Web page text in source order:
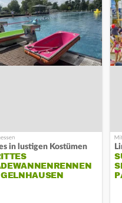
in lustigen Kostümen